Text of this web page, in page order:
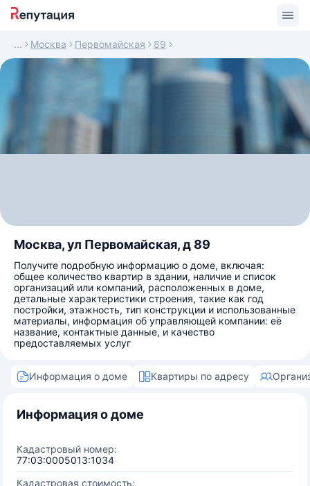
Москва Первомайская 89
Москва, ул Первомайская, д 89
Получите подробную информацию о доме, включая:
общее количество квартир в здании, наличие и список
организаций или компаний, расположенных в доме,
детальные характеристики строения, такие как год
постройки, этажность, тип конструкции и использованные
материалы, информация об управляющей компании: её
название, контактные данные, и качество
предоставляемых услуг
Информация о доме Квартиры по адресу
Информация о доме
Кадастровый номер:
77:03:0005013:1034
Кадастровая стоимость: